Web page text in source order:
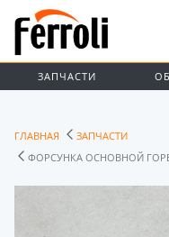
ЗАПЧАСТИ
ГЛАВНАЯ
ЗАПЧАСТИ
ФОРСУНКА ОСНОВНОЙ